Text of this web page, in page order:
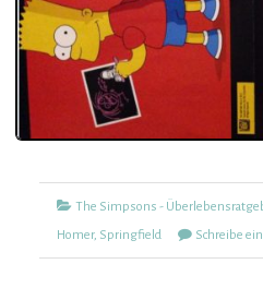
Kategorien
The Simpsons -
Homer, Springfield Schreibe